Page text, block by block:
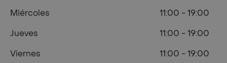
Miércoles
11:00 - 19:00
Jueves
11:00 - 19:00
Viernes
11:00 - 19:00